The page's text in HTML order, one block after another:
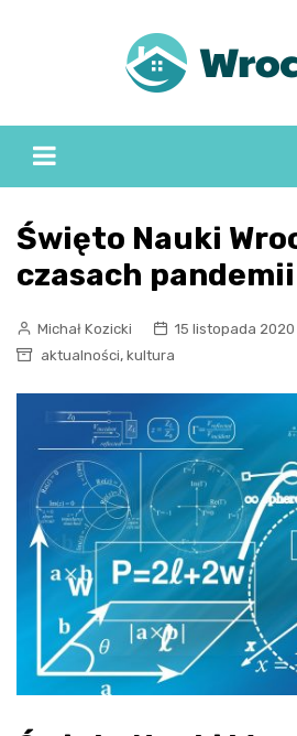
Święto Nauki
czasach pandemii
Michał Kozicki
15 listopada 2020
aktualności, kultura